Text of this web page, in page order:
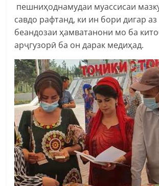
пешниҳоднамудаи муассисаи
савдо рафтанд, ки ин бори дигар
беандозаи ҳамватанони мо ба
арҷгузорӣ ба он дарак медиҳад.